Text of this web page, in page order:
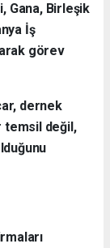
Gana, Birleşik
İş
görev
dernek
temsil değil,